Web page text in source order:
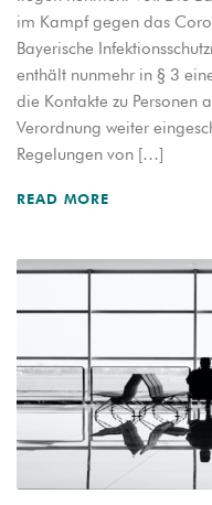
im Kampf gegen das
Bayerische
enthält nunmehr in § 3
die Kontakte zu Personen
Verordnung weiter
Regelungen von […]
READ MORE